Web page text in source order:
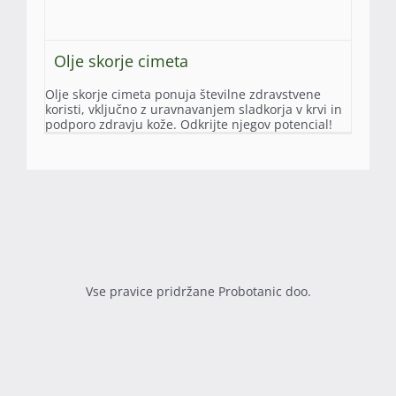
Olje skorje cimeta
Olje skorje cimeta ponuja številne zdravstvene
koristi, vključno z uravnavanjem sladkorja v krvi in
podporo zdravju kože. Odkrijte njegov potencial!
Vse pravice pridržane Probotanic doo.